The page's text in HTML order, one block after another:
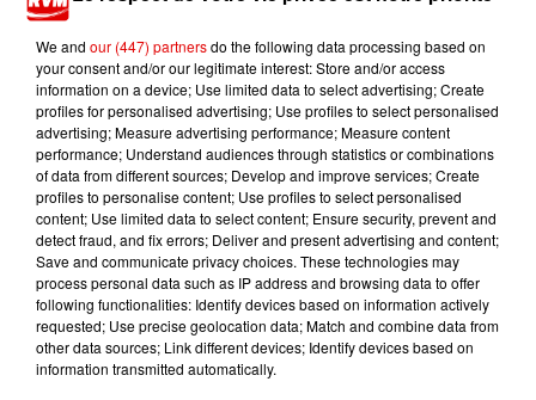
TITRES DIFFUSÉS
8h56
8h56
JEAN-JACQUES
8h54
8h54
DJ GOJA FEAT. JASON
8h51
8h51
We and our (447) partnersdo the following data processing based on
your consent and/or our legitimate interest: Store and/or access
information on a device; Use limited data to select advertising; Create
profiles for personalised advertising; Use profiles to select personalised
advertising; Measure advertising performance; Measure content
performance; Understand audiences through statistics or combinations
of data from different sources; Develop and improve services; Create
profiles to personalise content; Use profiles to select personalised
content; Use limited data to select content; Ensure security, prevent and
detect fraud, and fix errors; Deliver and present advertising and content;
Save and communicate privacy choices. These technologies may
process personal data such as IP address and browsing data to offer
following functionalities: Identify devices based on information actively
requested; Use precise geolocation data; Match and combine data from
other data sources; Link different devices; Identify devices based on
information transmitted automatically.